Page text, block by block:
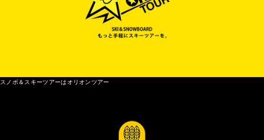
スノボ＆スキーツアーはオリオンツアー